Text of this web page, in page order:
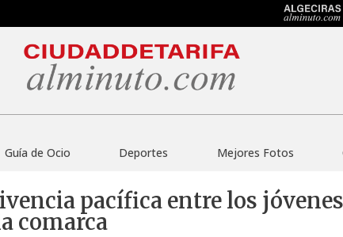
Guía de Ocio Deportes Mejores Fotos
pacífica entre los
comarca